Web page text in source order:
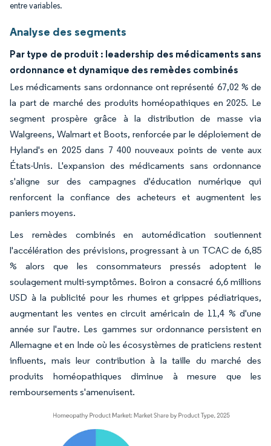
entre variables.
Analyse des segments
Par type de produit : leadership des médicaments sans
ordonnance et dynamique des remèdes combinés
Les médicaments sans ordonnance ont représenté 67,02 % de
la part de marché des produits homéopathiques en 2025. Le
segment prospère grâce à la distribution de masse via
Walgreens, Walmart et Boots, renforcée par le déploiement de
Hyland's en 2025 dans 7 400 nouveaux points de vente aux
États-Unis. L'expansion des médicaments sans ordonnance
s'aligne sur des campagnes d'éducation numérique qui
renforcent la confiance des acheteurs et augmentent les
paniers moyens.
Les remèdes combinés en automédication soutiennent
l'accélération des prévisions, progressant à un TCAC de 6,85
% alors que les consommateurs pressés adoptent le
soulagement multi-symptômes. Boiron a consacré 6,6 millions
USD à la publicité pour les rhumes et grippes pédiatriques,
augmentant les ventes en circuit américain de 11,4 % d'une
année sur l'autre. Les gammes sur ordonnance persistent en
Allemagne et en Inde où les écosystèmes de praticiens restent
influents, mais leur contribution à la taille du marché des
produits homéopathiques diminue à mesure que les
remboursements s'amenuisent.